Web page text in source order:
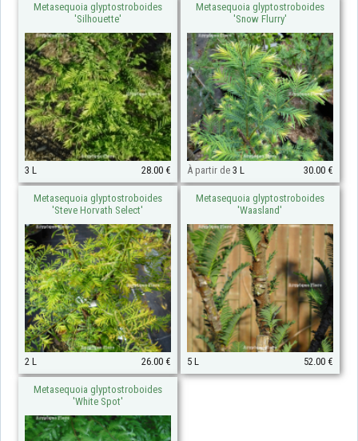
Metasequoia glyptostroboides
'Silhouette'
3 L 28.00 €
Metasequoia glyptostroboides
'Snow Flurry'
À partir de3 L 30.00 €
Metasequoia glyptostroboides
'Steve Horvath Select'
2 L 26.00 €
Metasequoia glyptostroboides
'Waasland'
5 L 52.00 €
Metasequoia glyptostroboides
'White Spot'